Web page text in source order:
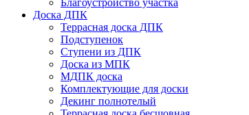
Благоустройство участка
Доска ДПК
Террасная доска ДПК
Подступенок
Ступени из ДПК
Доска из МПК
МДПК доска
Комплектующие для доски
Декинг полнотелый